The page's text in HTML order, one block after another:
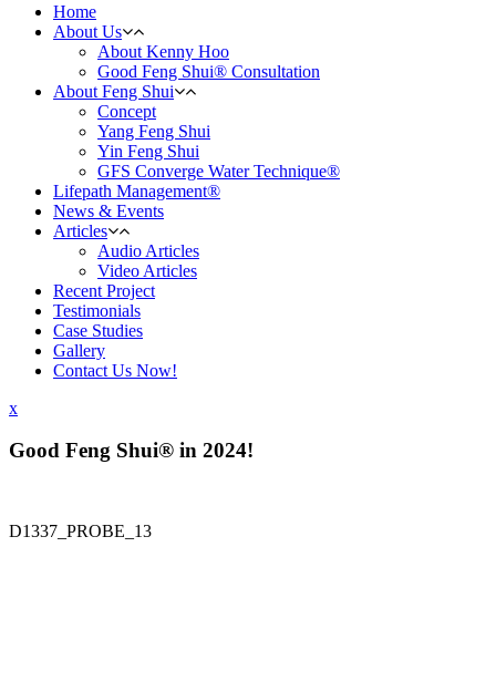
Home
About Us
About Kenny Hoo
Good Feng Shui® Consultation
About Feng Shui
Concept
Yang Feng Shui
Yin Feng Shui
GFS Converge Water Technique®
Lifepath Management®
News & Events
Articles
Audio Articles
Video Articles
Recent Project
Testimonials
Case Studies
Gallery
Contact Us Now!
x
Good Feng Shui® in 2024!